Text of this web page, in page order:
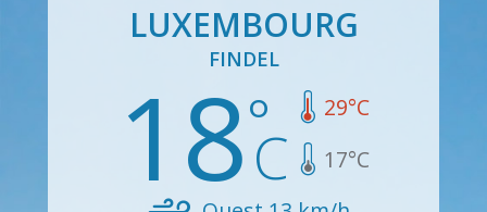
LUXEMBOURG
FINDEL
18 29°C
17°C